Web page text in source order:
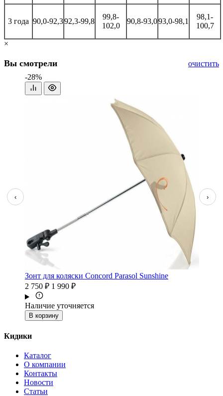
3 года 90,0-92,392,3-99,8
99,8-
102,0
90,8-93,093,0-98,1
98,1-
100,7
×
Вы смотрели очистить
‹ ›
-28%
Зонт для коляски Concord Parasol Sunshine
2 750 ₽ 1 990 ₽
Наличие уточняется
В корзину
Кидики
Каталог
О компании
Контакты
Новости
Статьи